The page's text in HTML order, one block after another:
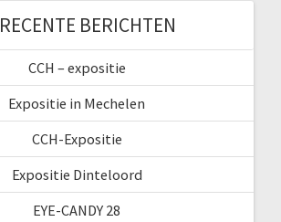
RECENTE BERICHTEN
CCH – expositie
Expositie in Mechelen
CCH-Expositie
Expositie Dinteloord
EYE-CANDY 28